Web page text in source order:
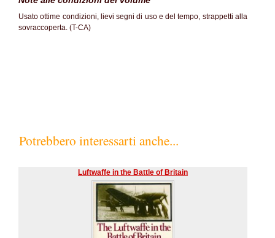
Usato ottime condizioni, lievi segni di uso e del tempo, strappetti alla
sovraccoperta. (T-CA)
Potrebbero interessarti anche...
Luftwaffe in the Battle of Britain